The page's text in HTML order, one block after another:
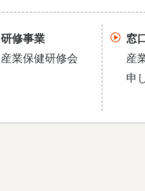
研修事業
産業保健研修会
窓
産
申